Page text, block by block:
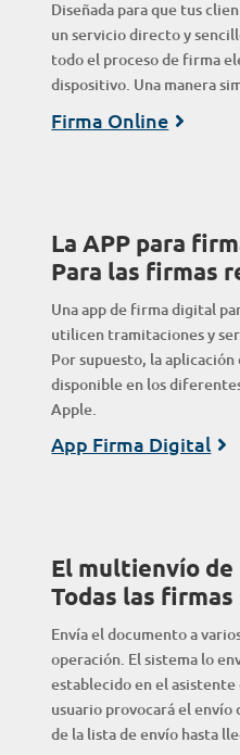
Diseñada para que tus
un servicio directo y
todo el proceso de firma
dispositivo. Una manera
Firma Online
La APP para
Para las firmas
Una app de firma digital
utilicen tramitaciones y
Por supuesto, la
disponible en los
Apple.
App Firma Digital
El multienvío
Todas las
Envía el documento a
operación. El sistema lo
establecido en el asistente
usuario provocará el
de la lista de envío hasta